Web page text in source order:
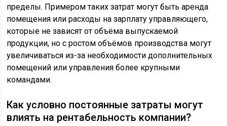
пределы. Примером таких затрат могут быть аренда
помещения или расходы на зарплату управляющего,
которые не зависят от объёма выпускаемой
продукции, но с ростом объёмов производства могут
увеличиваться из-за необходимости дополнительных
помещений или управления более крупными
командами.
Как условно постоянные затраты могут
влиять на рентабельность компании?